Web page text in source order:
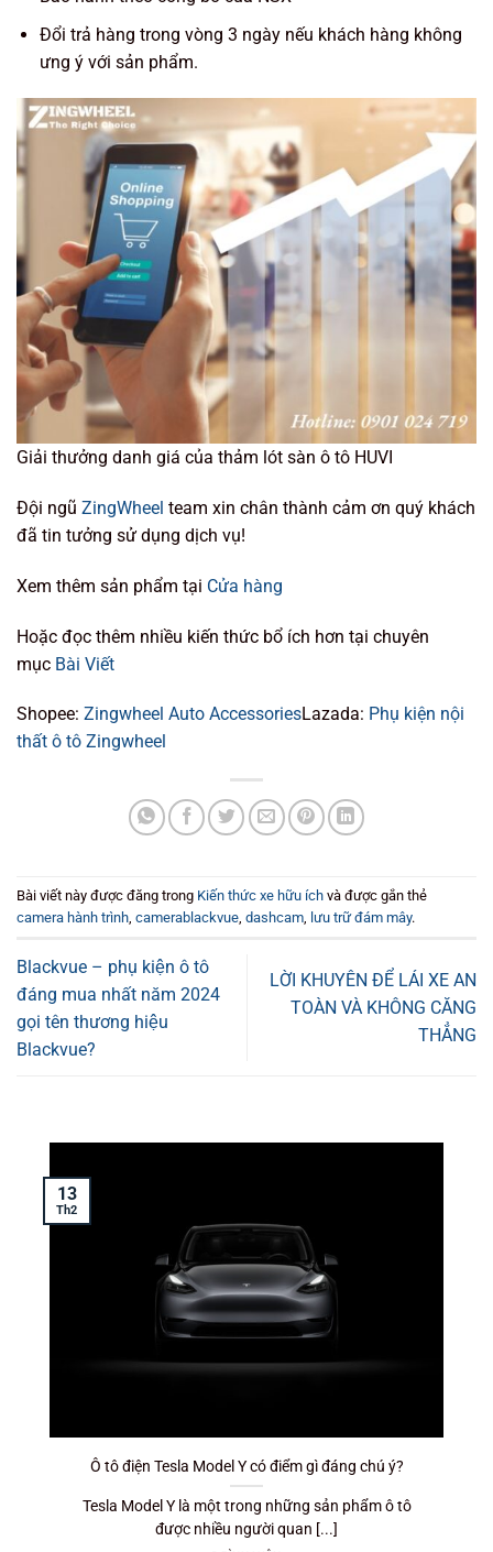
Đổi trả hàng trong vòng 3 ngày nếu khách hàng không
ưng ý với sản phẩm.
Giải thưởng danh giá của thảm lót sàn ô tô HUVI
Đội ngũ ZingWheel team xin chân thành cảm ơn quý khách
đã tin tưởng sử dụng dịch vụ!
Xem thêm sản phẩm tại Cửa hàng
Hoặc đọc thêm nhiều kiến thức bổ ích hơn tại chuyên
mục Bài Viết
Shopee: Zingwheel Auto AccessoriesLazada: Phụ kiện nội
thất ô tô Zingwheel
Bài viết này được đăng trong Kiến thức xe hữu ích và được gắn thẻ
camera hành trình camerablackvue dashcam lưu trữ đám mây.
Blackvue – phụ kiện ô tô
đáng mua nhất năm 2024
gọi tên thương hiệu
Blackvue?
LỜI KHUYÊN ĐỂ LÁI XE AN
TOÀN VÀ KHÔNG CĂNG
THẲNG
Ô tô điện Tesla Model Y có điểm gì đáng chú ý?
Tesla Model Y là một trong những sản phẩm ô tô
được nhiều người quan [...]
13
Th2